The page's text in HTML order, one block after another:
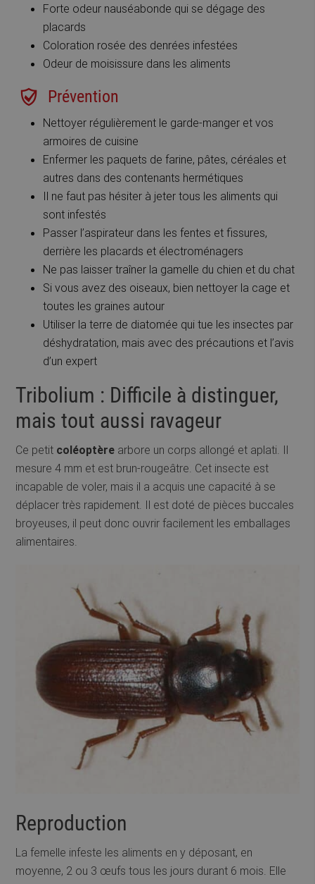
Forte odeur nauséabonde qui se dégage des
placards
Coloration rosée des denrées infestées
Odeur de moisissure dans les aliments
Prévention
Nettoyer régulièrement le garde-manger et vos
armoires de cuisine
Enfermer les paquets de farine, pâtes, céréales et
autres dans des contenants hermétiques
Il ne faut pas hésiter à jeter tous les aliments qui
sont infestés
Passer l’aspirateur dans les fentes et fissures,
derrière les placards et électroménagers
Ne pas laisser traîner la gamelle du chien et du chat
Si vous avez des oiseaux, bien nettoyer la cage et
toutes les graines autour
Utiliser la terre de diatomée qui tue les insectes par
déshydratation, mais avec des précautions et l’avis
d’un expert
Tribolium : Difficile à distinguer,
mais tout aussi ravageur
Ce petit coléoptère arbore un corps allongé et aplati. Il
mesure 4 mm et est brun-rougeâtre. Cet insecte est
incapable de voler, mais il a acquis une capacité à se
déplacer très rapidement. Il est doté de pièces buccales
broyeuses, il peut donc ouvrir facilement les emballages
alimentaires.
Reproduction
La femelle infeste les aliments en y déposant, en
moyenne, 2 ou 3 œufs tous les jours durant 6 mois. Elle